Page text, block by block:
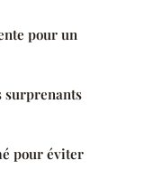
pour un
surprenants
pour éviter